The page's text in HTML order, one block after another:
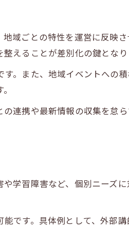
域ごとの特性を運営に反映さ
えることが差別化の鍵となり
。また、地域イベントへの
連携や最新情報の収集を怠
学習障害など、個別ニーズに
です。具体例として、外部講